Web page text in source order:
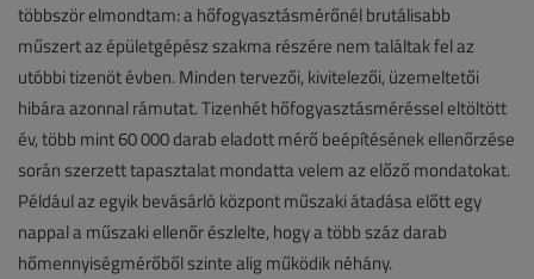
többször elmondtam: a hőfogyasztásmérőnél brutálisabb
műszert az épületgépész szakma részére nem találtak fel az
utóbbi tizenöt évben. Minden tervezői, kivitelezői, üzemeltetői
hibára azonnal rámutat. Tizenhét hőfogyasztásméréssel eltöltött
év, több mint 60 000 darab eladott mérő beépítésének ellenőrzése
során szerzett tapasztalat mondatta velem az előző mondatokat.
Például az egyik bevásárló központ műszaki átadása előtt egy
nappal a műszaki ellenőr észlelte, hogy a több száz darab
hőmennyiségmérőből szinte alig működik néhány.